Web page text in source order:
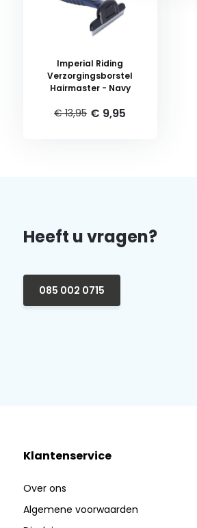
Imperial Riding
Verzorgingsborstel
Hairmaster - Navy
€ 13,95 € 9,95
Heeft u vragen?
085 002 0715
Klantenservice
Over ons
Algemene voorwaarden